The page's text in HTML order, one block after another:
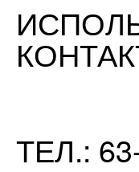
ТЕЛ.: